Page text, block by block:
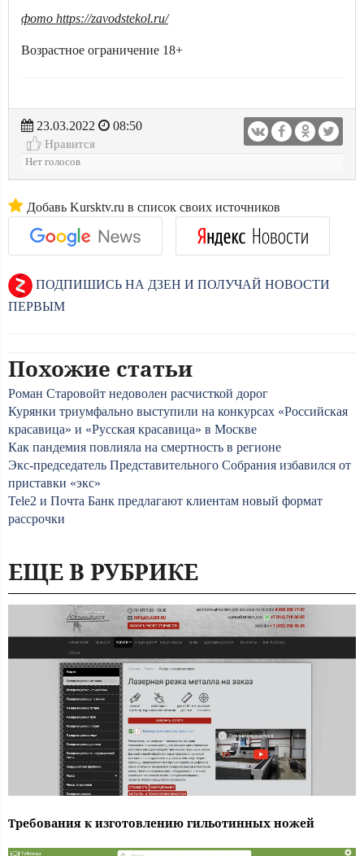
фото https://zavodstekol.ru/
Возрастное ограничение 18+
23.03.2022
08:50
Нравится
Нет голосов
Добавь Kursktv.ru в список своих источников
ПОДПИШИСЬ НА ДЗЕН И ПОЛУЧАЙ НОВОСТИ
ПЕРВЫМ
Похожие статьи
Роман Старовойт недоволен расчисткой дорог
Курянки триумфально выступили на конкурсах «Российская
красавица» и «Русская красавица» в Москве
Как пандемия повлияла на смертность в регионе
Экс-председатель Представительного Собрания избавился от
приставки «экс»
Tele2 и Почта Банк предлагают клиентам новый формат
рассрочки
ЕЩЕ В РУБРИКЕ
Требования к изготовлению гильотинных ножей